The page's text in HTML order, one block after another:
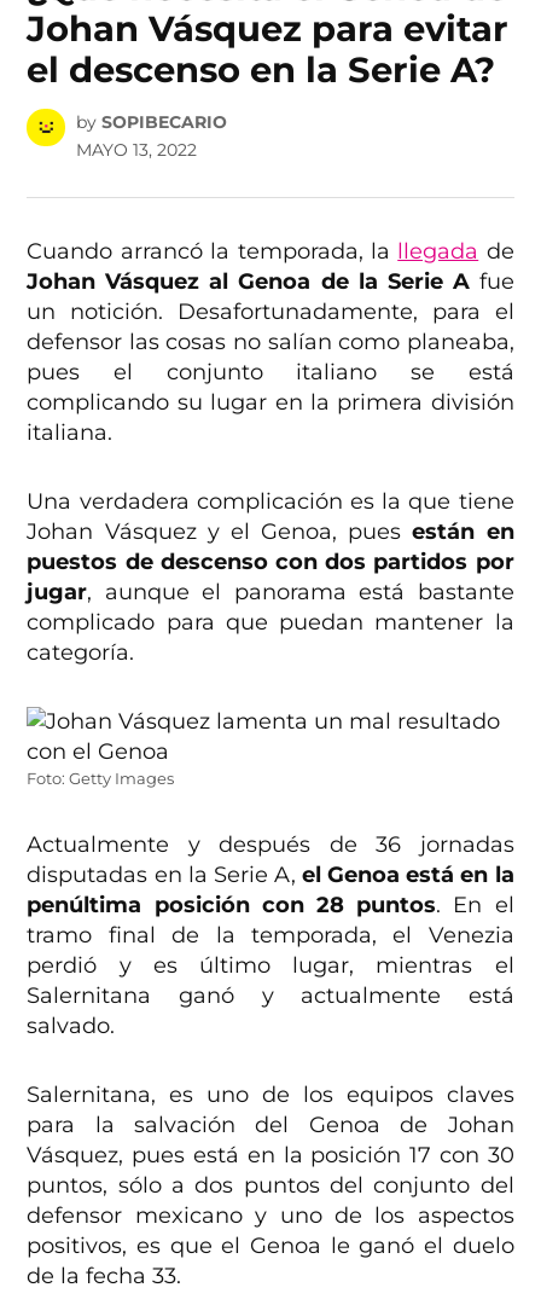
Johan Vásquez para evitar
el descenso en la Serie A?
by SOPIBECARIO
MAYO 13, 2022
Cuando arrancó la temporada, la llegada de
Johan Vásquez al Genoa de la Serie Afue
un notición. Desafortunadamente, para el
defensor las cosas no salían como planeaba,
pues el conjunto italiano se está
complicando su lugar en la primera división
italiana.
Una verdadera complicación es la que tiene
Johan Vásquez y el Genoa, puesestán en
puestos de descenso con dos partidos por
jugar, aunque el panorama está bastante
complicado para que puedan mantener la
categoría.
Foto: Getty Images
Actualmente y después de 36 jornadas
disputadas en la Serie A,el Genoa está en la
penúltima posición con 28 puntos. En el
tramo final de la temporada, el Venezia
perdió y es último lugar, mientras el
Salernitana ganó y actualmente está
salvado.
Salernitana, es uno de los equipos claves
para la salvación del Genoa de Johan
Vásquez, pues está en la posición 17 con 30
puntos, sólo a dos puntos del conjunto del
defensor mexicano y uno de los aspectos
positivos, es que el Genoa le ganó el duelo
de la fecha 33.